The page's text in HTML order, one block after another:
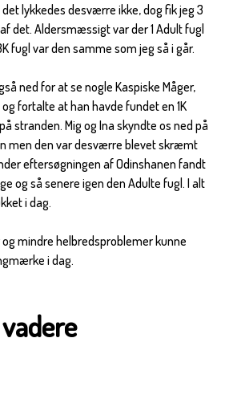
lykkedes desværre ikke, dog fik jeg 3
det. Aldersmæssigt var der 1 Adult fugl
fugl var den samme som jeg så i går.
ned for at se nogle Kaspiske Måger,
fortalte at han havde fundet en 1K
stranden. Mig og Ina skyndte os ned på
men den var desværre blevet skræmt
eftersøgningen af Odinshanen fandt
og så senere igen den Adulte fugl. I alt
i dag.
mindre helbredsproblemer kunne
i dag.